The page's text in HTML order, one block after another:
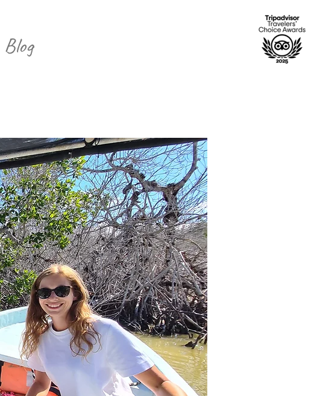
Blog